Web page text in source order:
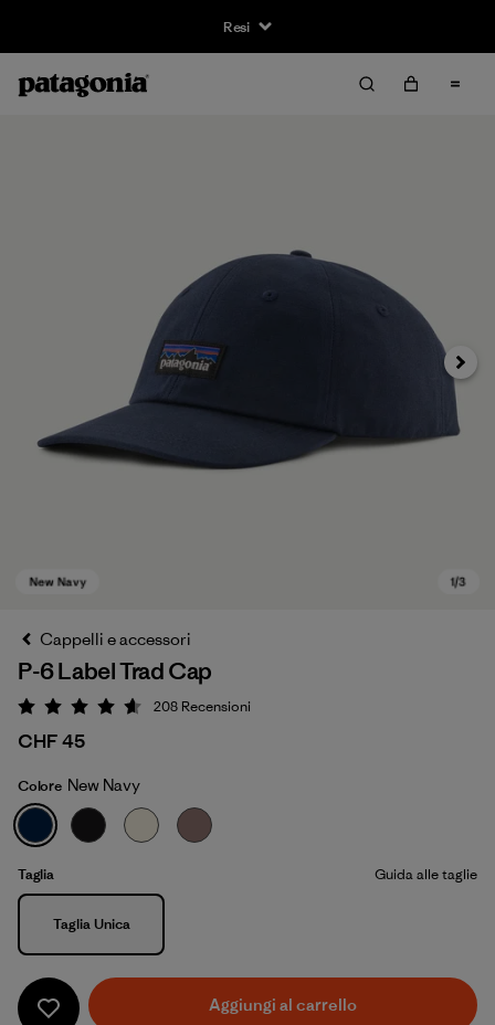
Resi
New Navy
Avanti
Cappelli e accessori
P-6 Label Trad Cap
Valutazione: 4.6 / 5
208 Recensioni
CHF 45
Colore New Navy
Taglia Guida alle taglie
Taglia
Taglia Unica
Aggiungi al carrello